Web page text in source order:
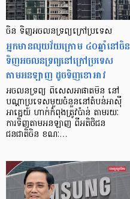
ចិន ​ទិញអចលនទ្រព្យ​​ក្រៅប្រទេស​
អ្នកមានលុយវ័យក្រោម ៤០ឆ្នាំនៅចិន
ទិញអចលនទ្រព្យនៅក្រៅប្រទេស
តាមអនឡាញ ដូចទិញខោអាវ
អចលនទ្រព្យ ពិសេសអាផាតមិន នៅ
បណ្ដាប្រទេសមួយចំនួននៅតំបន់អាស៊ី
អាគ្នេយ៍ ហាក់កំពុងត្រូវប៉ាន់ តាមរយៈ
ការទិញតាមអនឡាញ ពីអតិថិជន
ជនជាតិចិន ខណៈ…